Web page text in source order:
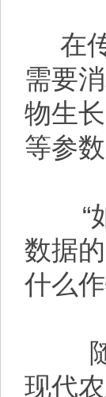
在传
需要
物生
等参
“
数据
什么
随
现代